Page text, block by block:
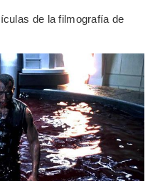
de la filmografía de